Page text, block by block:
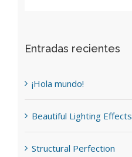
Entradas recientes
¡Hola mundo!
Beautiful Lighting Effects
Structural Perfection